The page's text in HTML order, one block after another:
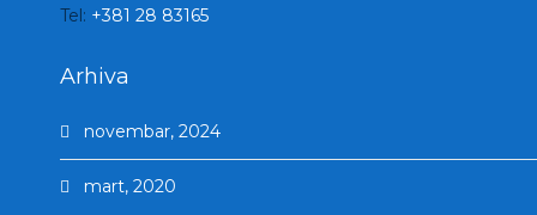
Tel: +381 28 83165
Arhiva
novembar, 2024
mart, 2020